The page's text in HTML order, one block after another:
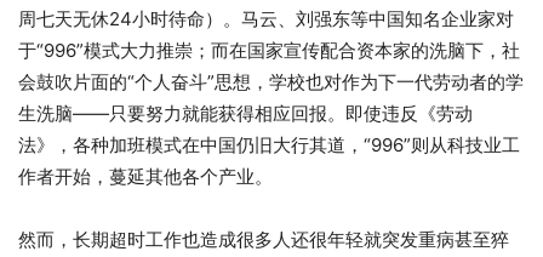
周七天无休24小时待命）。马云、刘强东等中国知名企业家对
于“996”模式大力推崇；而在国家宣传配合资本家的洗脑下，社
会鼓吹片面的“个人奋斗”思想，学校也对作为下一代劳动者的学
生洗脑——只要努力就能获得相应回报。即使违反《劳动
法》，各种加班模式在中国仍旧大行其道，“996”则从科技业工
作者开始，蔓延其他各个产业。
然而，长期超时工作也造成很多人还很年轻就突发重病甚至猝